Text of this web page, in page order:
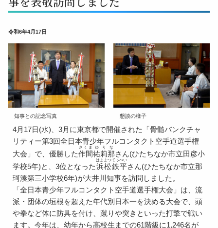
令和6年4月17日
知事との記念写真 懇談の様子
4月17日(水)、3月に東京都で開催された「骨髄バンクチャ
リティー第3回全日本青少年フルコンタクト空手道選手権
大会」で、優勝した作間
さくま
祐莉那
ゆりな
さん(ひたちなか市立田彦小
学校5年)と、3位となった浜松
はままつ
鉄平
てっぺい
さん(ひたちなか市立那
珂湊第三小学校6年)が大井川知事を訪問しました。
「全日本青少年フルコンタクト空手道選手権大会」は、流
派・団体の垣根を超えた年代別日本一を決める大会で、頭
や拳など体に防具を付け、蹴りや突きといった打撃で戦い
ます。今年は、幼年から高校生までの61階級に1,246名が